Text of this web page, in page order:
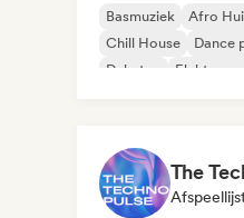
Basmuziek
Afro
Chill House
Dance
Dubstep
Elektropop
The